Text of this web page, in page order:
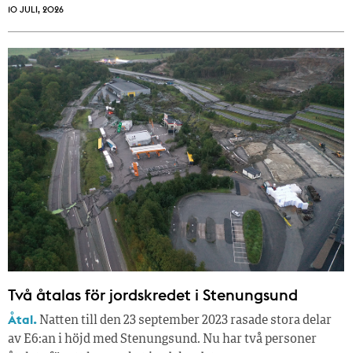
10 JULI, 2026
Två åtalas för jordskredet i Stenungsund
Åtal. Natten till den 23 september 2023 rasade stora delar
av E6:an i höjd med Stenungsund. Nu har två personer